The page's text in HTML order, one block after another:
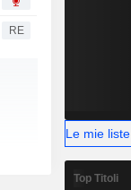
RE
Le mie liste
Top Titoli